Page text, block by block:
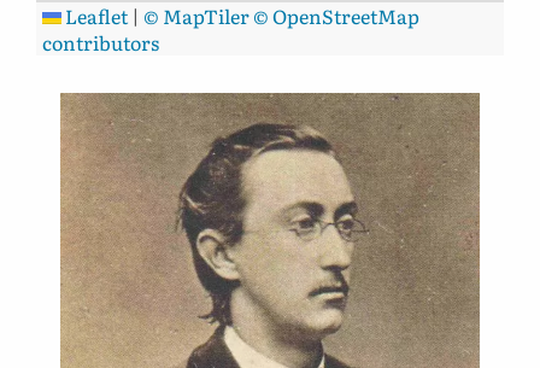
Leaflet | © MapTiler© OpenStreetMap
contributors